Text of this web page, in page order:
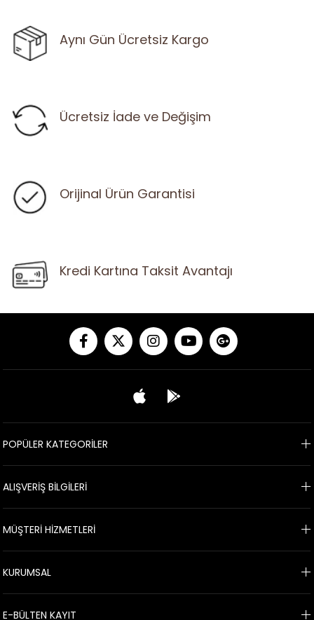
Aynı Gün Ücretsiz Kargo
Ücretsiz İade ve Değişim
Orijinal Ürün Garantisi
Kredi Kartına Taksit Avantajı
POPÜLER KATEGORİLER
ALIŞVERİŞ BİLGİLERİ
MÜŞTERİ HİZMETLERİ
KURUMSAL
E-BÜLTEN KAYIT